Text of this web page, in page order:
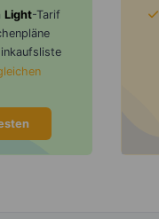
Light-Tarif